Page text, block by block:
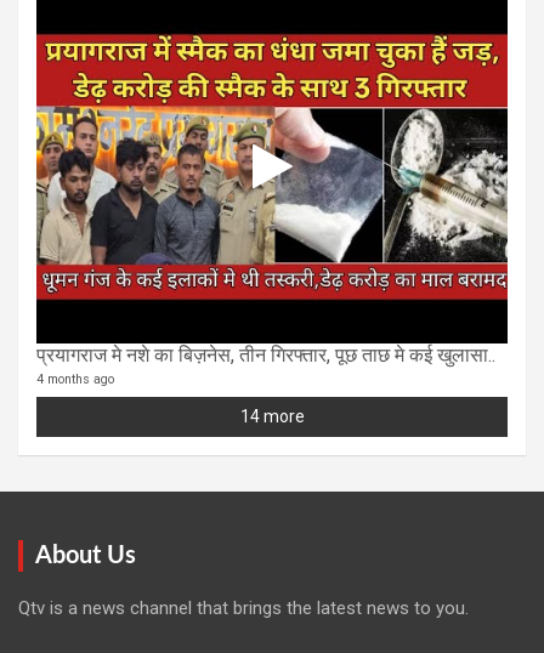
प्रयागराज मे नशे का बिज़नेस, तीन गिरफ्तार, पूछ ताछ मे कई खुलासा..
4 months ago
14 more
About Us
Qtv is a news channel that brings the latest news to you.